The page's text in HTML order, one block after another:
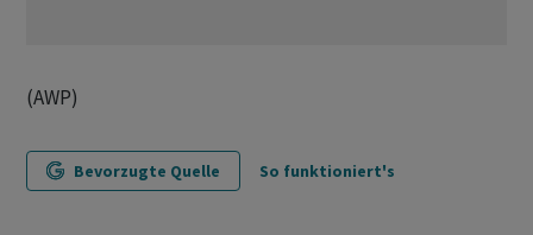
(AWP)
Bevorzugte Quelle So funktioniert's